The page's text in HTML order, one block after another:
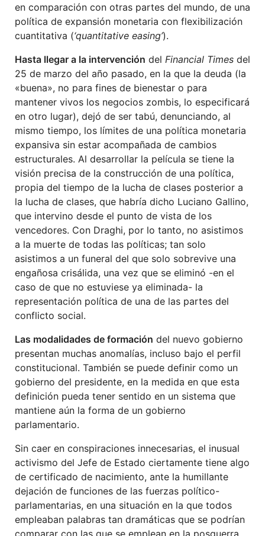
en comparación con otras partes del mundo, de una
política de expansión monetaria con flexibilización
cuantitativa (‘quantitative easing’).
Hasta llegar a la intervención del Financial Times del
25 de marzo del año pasado, en la que la deuda (la
«buena», no para fines de bienestar o para
mantener vivos los negocios zombis, lo especificará
en otro lugar), dejó de ser tabú, denunciando, al
mismo tiempo, los límites de una política monetaria
expansiva sin estar acompañada de cambios
estructurales. Al desarrollar la película se tiene la
visión precisa de la construcción de una política,
propia del tiempo de la lucha de clases posterior a
la lucha de clases, que habría dicho Luciano Gallino,
que intervino desde el punto de vista de los
vencedores. Con Draghi, por lo tanto, no asistimos
a la muerte de todas las políticas; tan solo
asistimos a un funeral del que solo sobrevive una
engañosa crisálida, una vez que se eliminó -en el
caso de que no estuviese ya eliminada- la
representación política de una de las partes del
conflicto social.
Las modalidades de formación del nuevo gobierno
presentan muchas anomalías, incluso bajo el perfil
constitucional. También se puede definir como un
gobierno del presidente, en la medida en que esta
definición pueda tener sentido en un sistema que
mantiene aún la forma de un gobierno
parlamentario.
Sin caer en conspiraciones innecesarias, el inusual
activismo del Jefe de Estado ciertamente tiene algo
de certificado de nacimiento, ante la humillante
dejación de funciones de las fuerzas político-
parlamentarias, en una situación en la que todos
empleaban palabras tan dramáticas que se podrían
comparar con las que se emplean en la posguerra.